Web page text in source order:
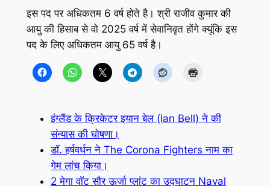
इस पद पर अधिकतम 6 वर्ष होते है। श्री राजीव कुमार की
आयु की हिसाब से वो 2025 वर्ष में सेवानिवृत होंगे क्यूंकि इस
पद के लिए अधिकतम आयु 65 वर्ष है।
इंग्लैंड के क्रिकेटर इयान बेल (Ian Bell) ने की
संन्यास की घोषणा।
डॉ. हर्षवर्धन ने The Corona Fighters नाम का
गेम लांच किया।
2 मेगा वाॅट सौर ऊर्जा प्लांट का उद्घाटन Naval